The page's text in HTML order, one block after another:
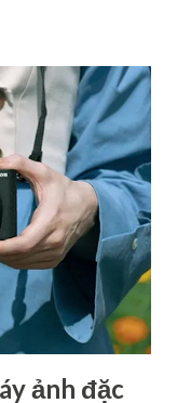
Máy ảnh ra mắt
ra mắt hàng loạt
EOS R5 Mark II
V ra mắt năm nay,
theo Canon sẽ
Mark II. Đa số các
II sẽ là một chiếc
biến độ phân...
ảnh đặc